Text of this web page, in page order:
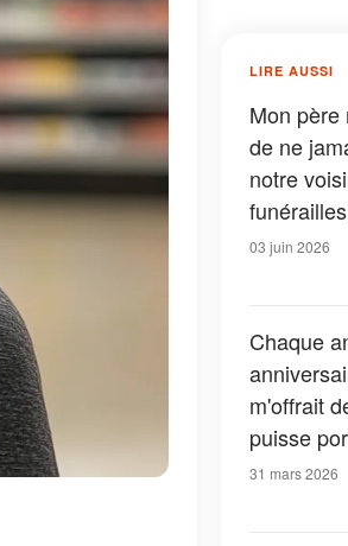
LIRE AUSSI
Mon père
de ne
notre
père ne
03 juin 2026
Chaque
m'offrait
puisse
collier à
31 mars 2026